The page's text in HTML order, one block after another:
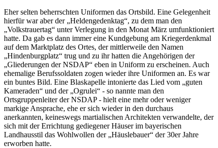
Eher selten beherrschten Uniformen das Ortsbild. Eine Gelegenheit
hierfür war aber der Heldengedenktag , zu dem man den
Volkstrauertag
unter Verlegung in den Monat März umfunktioniert
hatte. Da gab es dann immer eine Kundgebung am Kriegerdenkmal
auf dem Marktplatz des Ortes, der mittlerweile den Namen
Hindenburgplatz
trug und zu ihr hatten die Angehörigen der
Gliederungen der NSDAP
eben in Uniform zu erscheinen. Auch
ehemalige Berufssoldaten zogen wieder ihre Uniformen an. Es war
ein buntes Bild. Eine Blaskapelle intonierte das Lied vom
guten
Kameraden
und der Ogrulei
- so nannte man den
Ortsgruppenleiter der NSDAP - hielt eine mehr oder weniger
markige Ansprache, ehe er sich wieder in den durchaus
anerkannten, keineswegs martialischen Architekten verwandelte, der
sich mit der Errichtung gediegener Häuser im bayerischen
Landhausstil das Wohlwollen der Häuslebauer
der 30er Jahre
erworben hatte.